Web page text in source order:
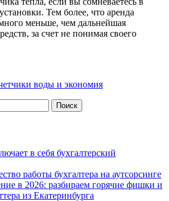
Тем более, что аренда
меньше, чем дальнейшая
за счет не понимая своего
воды и экономия
в себя бухгалтерский
работы бухгалтера на аутсорсинге
в 2026: разбираем горячие фишки и
из Екатеринбурга